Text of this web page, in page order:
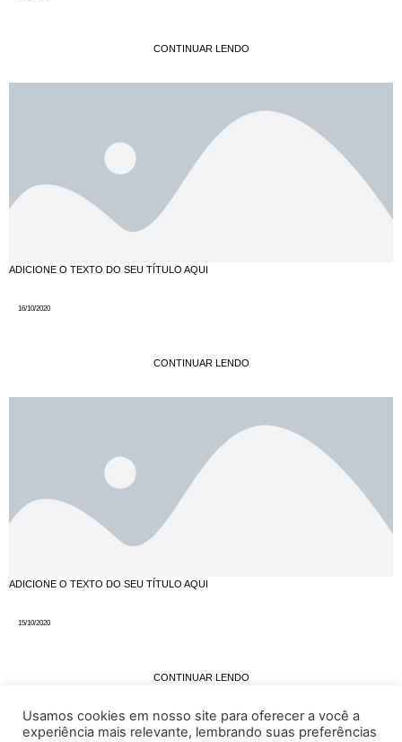
CONTINUAR LENDO
ADICIONE O TEXTO DO SEU TÍTULO AQUI
16/10/2020
CONTINUAR LENDO
ADICIONE O TEXTO DO SEU TÍTULO AQUI
15/10/2020
CONTINUAR LENDO
1 2 … 5 6
Usamos cookies em nosso site para oferecer a você a
experiência mais relevante, lembrando suas preferências